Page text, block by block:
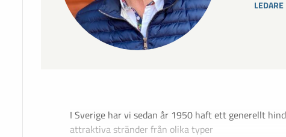
LEDARE
I Sverige har vi sedan år 1950 haft ett generellt
attraktiva stränder från olika typer